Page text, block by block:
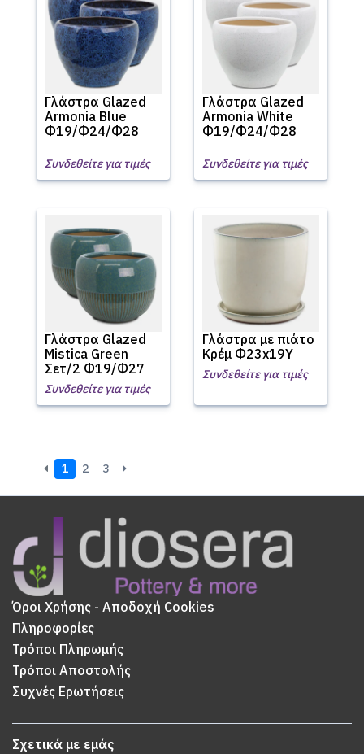
Γλάστρα Glazed
Armonia Blue
Φ19/Φ24/Φ28
Συνδεθείτε για τιμές
Γλάστρα Glazed
Armonia White
Φ19/Φ24/Φ28
Συνδεθείτε για τιμές
Γλάστρα Glazed
Mistica Green
Σετ/2 Φ19/Φ27
Συνδεθείτε για τιμές
Γλάστρα με πιάτο
Κρέμ Φ23x19Υ
Συνδεθείτε για τιμές
1 2 3
Όροι Χρήσης - Αποδοχή Cookies
Πληροφορίες
Τρόποι Πληρωμής
Τρόποι Αποστολής
Συχνές Ερωτήσεις
Σχετικά με εμάς